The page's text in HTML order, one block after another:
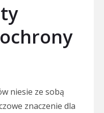
niesie ze sobą
znaczenie dla